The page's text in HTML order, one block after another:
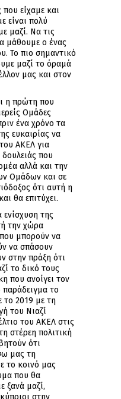
είχαμε και
είναι πολύ
μαζί. Να τις
μάθουμε ο ένας
Το πιο σημαντικό
μαζί το όραμά
μας και στον
η πρώτη που
Ομάδες
ένα χρόνο τα
ευκαιρίας να
ΑΚΕΛ για
που
αλλά και την
Ομάδων και σε
ότι αυτή η
θα επιτύχει.
ενίσχυση της
την χώρα
μπορούν να
να σπάσουν
στην πράξη ότι
το δικό τους
που ανοίγει τον
το
το 2019 με τη
του Νιαζί
του ΑΚΕΛ στις
στέρεη πολιτική
ότι
μας τη
το κοινό μας
που θα
ξανά μαζί,